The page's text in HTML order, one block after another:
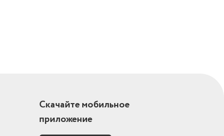
Скачайте мобильное
приложение